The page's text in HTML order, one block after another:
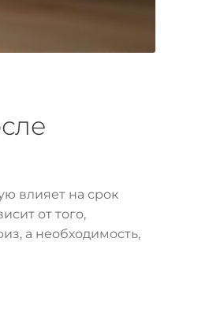
влияет на срок
от того,
а необходимость,